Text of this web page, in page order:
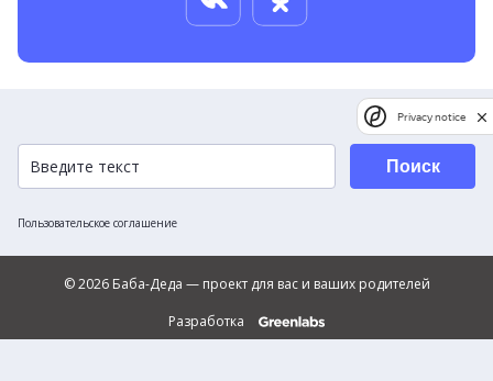
Пользовательское соглашение
Поиск
© 2026 Баба-Деда — проект для вас и ваших родителей
Разработка
Privacy notice